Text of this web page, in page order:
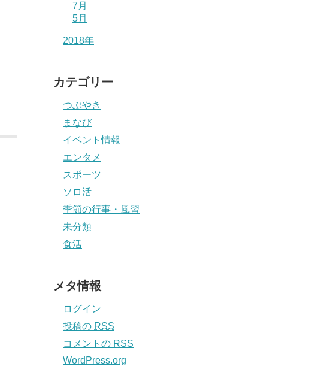
7月
5月
2018年
カテゴリー
つぶやき
まなび
イベント情報
エンタメ
スポーツ
ソロ活
季節の行事・風習
未分類
食活
メタ情報
ログイン
投稿の RSS
コメントの RSS
WordPress.org